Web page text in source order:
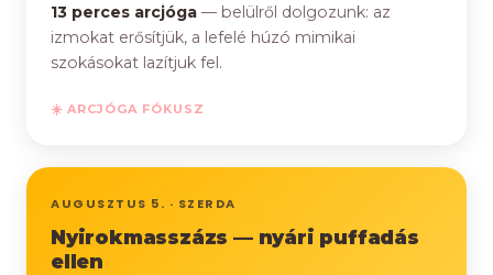
13 perces arcjóga — belülről dolgozunk: az
izmokat erősítjük, a lefelé húzó mimikai
szokásokat lazítjuk fel.
☀️ ARCJÓGA FÓKUSZ
AUGUSZTUS 5. · SZERDA
Nyirokmasszázs — nyári puffadás
ellen